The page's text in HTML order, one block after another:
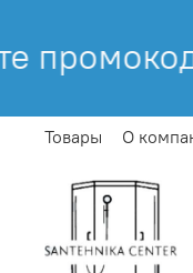
промокод
Товары О